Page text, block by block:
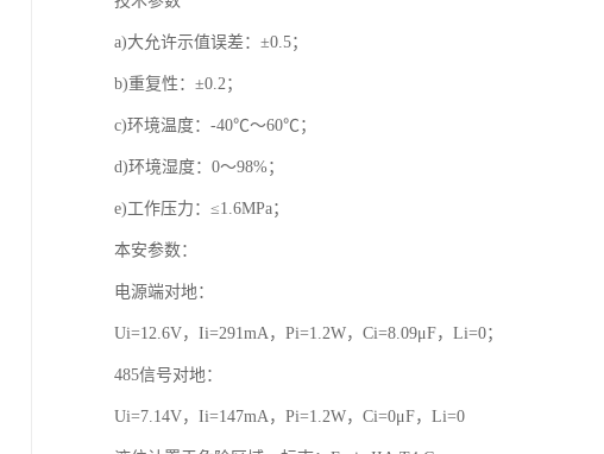
a)大允许示值误差：±0.5；
b)重复性：±0.2；
c)环境温度：-40℃～60℃；
d)环境湿度：0～98%；
e)工作压力：≤1.6MPa；
本安参数：
电源端对地：
Ui=12.6V，Ii=291mA，Pi=1.2W，Ci=8.09μF，Li=0；
485信号对地：
Ui=7.14V，Ii=147mA，Pi=1.2W，Ci=0μF，Li=0